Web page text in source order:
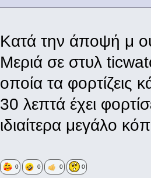
Κατά την άποψή μ
Μεριά σε στυλ
οποία τα
30 λεπτά έχει
ιδιαίτερα μεγάλο
0 0 0 0